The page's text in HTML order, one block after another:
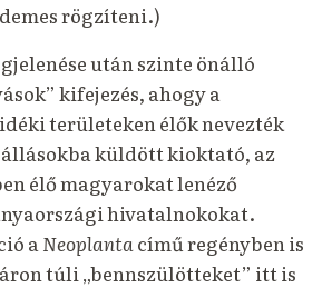
rögzíteni.)
után szinte önálló
kifejezés, ahogy a
területeken élők nevezték
küldött kioktató, az
élő magyarokat lenéző
hivatalnokokat.
aNeoplantacímű regényben is
túli „bennszülötteket” itt is